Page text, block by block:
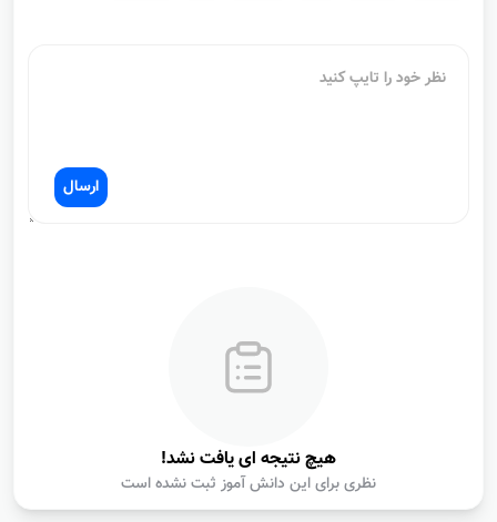
ارسال
هیچ نتیجه ای یافت نشد!
نظری برای این دانش آموز ثبت نشده است